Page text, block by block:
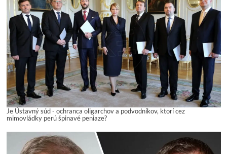
Je Ústavný súd - ochranca oligarchov a podvodníkov, ktorí cez
mimovládky perú špinavé peniaze?